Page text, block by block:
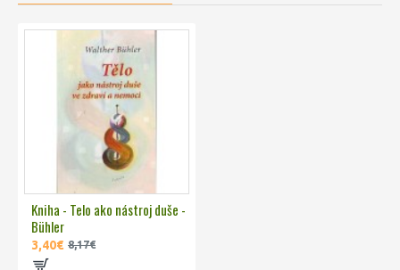
Kniha - Telo ako nástroj duše -
Bühler
3,40€ 8,17€